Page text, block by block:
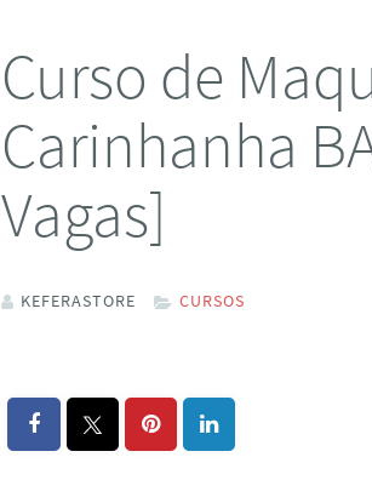
Curso de
Carinhanha
Vagas]
KEFERASTORE CURSOS